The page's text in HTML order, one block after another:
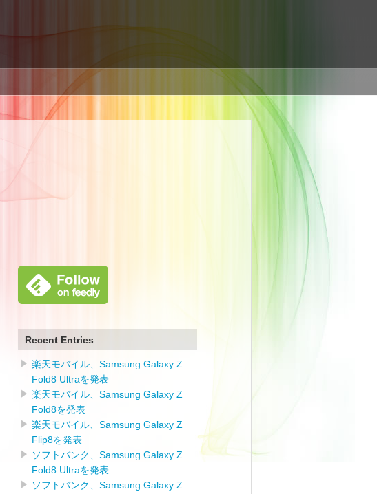
Recent Entries
楽天モバイル、Samsung Galaxy Z
Fold8 Ultraを発表
楽天モバイル、Samsung Galaxy Z
Fold8を発表
楽天モバイル、Samsung Galaxy Z
Flip8を発表
ソフトバンク、Samsung Galaxy Z
Fold8 Ultraを発表
ソフトバンク、Samsung Galaxy Z